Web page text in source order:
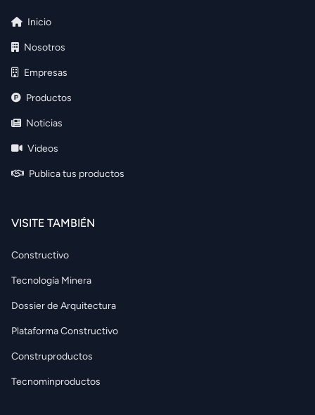
Inicio
Nosotros
Empresas
Productos
Noticias
Videos
Publica tus productos
VISITE TAMBIÉN
Constructivo
Tecnología Minera
Dossier de Arquitectura
Plataforma Constructivo
Construproductos
Tecnominproductos